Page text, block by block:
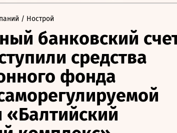
/ Нострой
банковский
средства
фонда
«Балтийский